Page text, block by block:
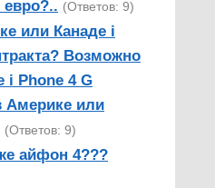
евро?.. (Ответов: 9)
или Канаде i
Возможно
i Phone 4 G
Америке или
(Ответов: 9)
айфон 4???